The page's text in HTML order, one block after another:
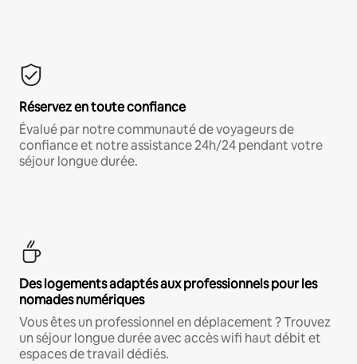
Réservez en toute confiance
Évalué par notre communauté de voyageurs de
confiance et notre assistance 24h/24 pendant votre
séjour longue durée.
Des logements adaptés aux professionnels pour les
nomades numériques
Vous êtes un professionnel en déplacement ? Trouvez
un séjour longue durée avec accès wifi haut débit et
espaces de travail dédiés.